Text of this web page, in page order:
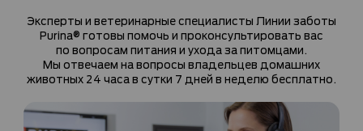
Эксперты и ветеринарные специалисты Линии заботы
Purina® готовы помочь и проконсультировать вас
по вопросам питания и ухода за питомцами.
Мы отвечаем на вопросы владельцев домашних
животных 24 часа в сутки 7 дней в неделю бесплатно.